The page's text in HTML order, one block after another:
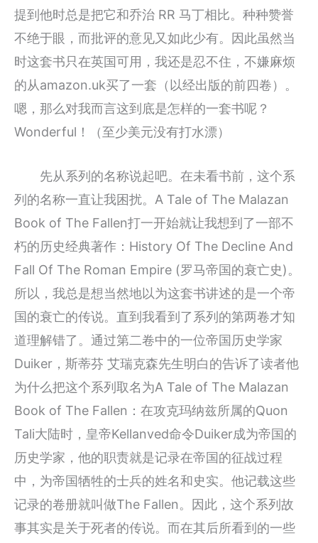
提到他时总是把它和乔治 RR 马丁相比。种种赞誉
不绝于眼，而批评的意见又如此少有。因此虽然当
时这套书只在英国可用，我还是忍不住，不嫌麻烦
的从amazon.uk买了一套（以经出版的前四卷）。
嗯，那么对我而言这到底是怎样的一套书呢？
Wonderful！（至少美元没有打水漂）
先从系列的名称说起吧。在未看书前，这个系
列的名称一直让我困扰。A Tale of The Malazan
Book of The Fallen打一开始就让我想到了一部不
朽的历史经典著作：History Of The Decline And
Fall Of The Roman Empire (罗马帝国的衰亡史)。
所以，我总是想当然地以为这套书讲述的是一个帝
国的衰亡的传说。直到我看到了系列的第两卷才知
道理解错了。通过第二卷中的一位帝国历史学家
Duiker，斯蒂芬 艾瑞克森先生明白的告诉了读者他
为什么把这个系列取名为A Tale of The Malazan
Book of The Fallen：在攻克玛纳兹所属的Quon
Tali大陆时，皇帝Kellanved命令Duiker成为帝国的
历史学家，他的职责就是记录在帝国的征战过程
中，为帝国牺牲的士兵的姓名和史实。他记载这些
记录的卷册就叫做The Fallen。因此，这个系列故
事其实是关于死者的传说。而在其后所看到的一些